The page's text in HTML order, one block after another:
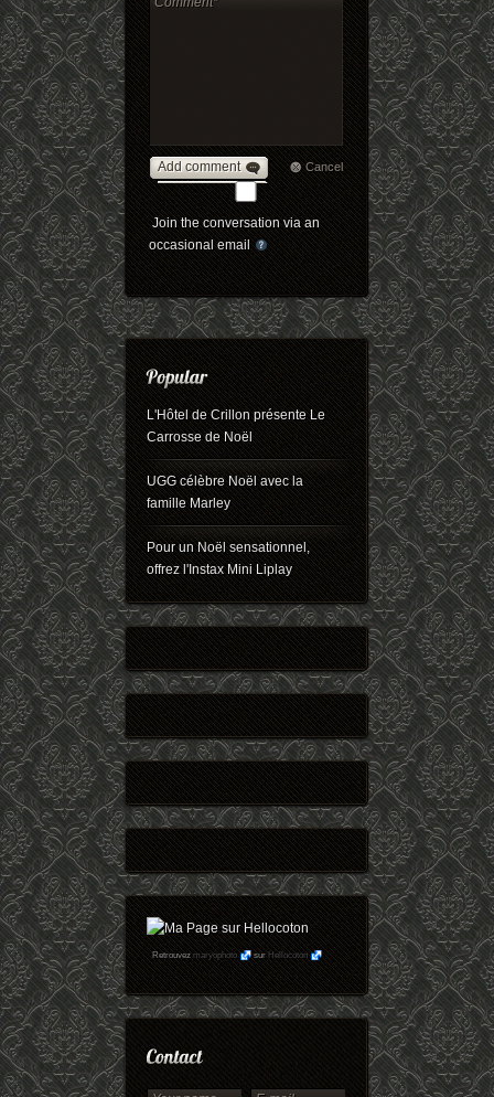
Add comment Cancel
Join the conversation via an
occasional email
L'Hôtel de Crillon présente Le
Carrosse de Noël
UGG célèbre Noël avec la
famille Marley
Pour un Noël sensationnel,
offrez l'Instax Mini Liplay
Retrouvezmaryophoto surHellocoton